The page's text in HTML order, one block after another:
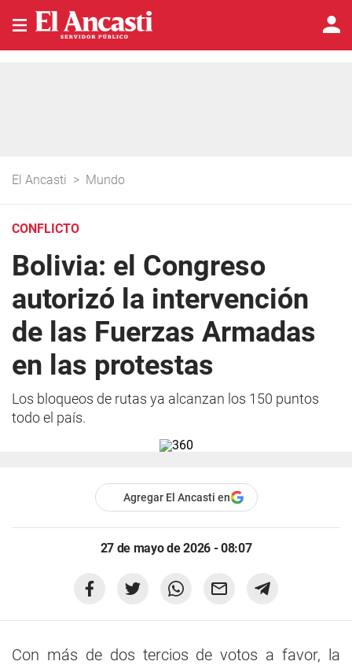
El Ancasti > Mundo
CONFLICTO
Bolivia: el Congreso
autorizó la intervención
de las Fuerzas Armadas
en las protestas
Los bloqueos de rutas ya alcanzan los 150 puntos
todo el país.
Agregar El Ancasti en
27 de mayo de 2026 - 08:07
Con más de dos tercios de votos a favor, la